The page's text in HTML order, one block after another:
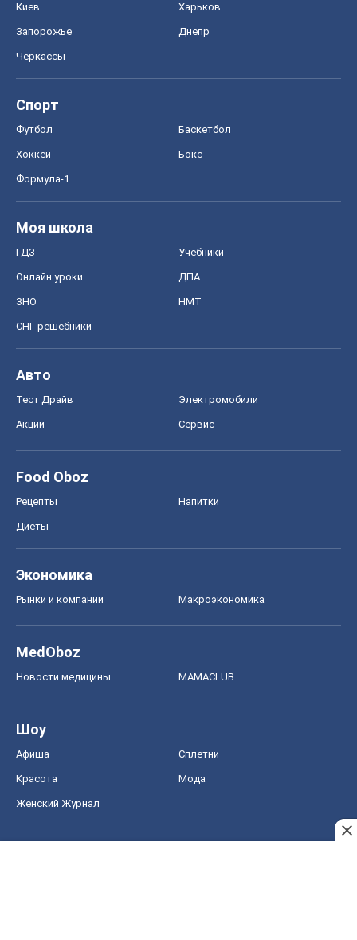
Киев Харьков
Запорожье Днепр
Черкассы
Спорт
Футбол Баскетбол
Хоккей Бокс
Формула-1
Моя школа
ГДЗ Учебники
Онлайн уроки ДПА
ЗНО НМТ
СНГ решебники
Авто
Тест Драйв Электромобили
Акции Сервис
Food Oboz
Рецепты Напитки
Диеты
Экономика
Рынки и компании Mакроэкономика
MedOboz
Новости медицины MAMACLUB
Шоу
Афиша Сплетни
Красота Мода
Женский Журнал